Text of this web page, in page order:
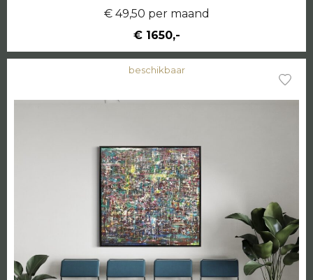
€ 49,50 per maand
€ 1650,-
beschikbaar